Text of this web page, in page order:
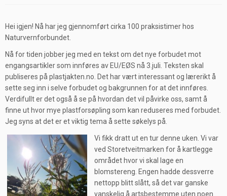
Hei igjen! Nå har jeg gjennomført cirka 100 praksistimer hos
Naturvernforbundet.
Nå for tiden jobber jeg med en tekst om det nye forbudet mot
engangsartikler som innføres av EU/EØS nå 3.juli. Teksten skal
publiseres på plastjakten.no. Det har vært interessant og lærerikt å
sette seg inn i selve forbudet og bakgrunnen for at det innføres.
Verdifullt er det også å se på hvordan det vil påvirke oss, samt å
finne ut hvor mye plastforsøpling som kan reduseres med forbudet.
Jeg syns at det er et viktig tema å sette søkelys på.
Vi fikk dratt ut en tur denne uken. Vi var
ved Storetveitmarken for å kartlegge
området hvor vi skal lage en
blomstereng. Engen hadde dessverre
nettopp blitt slått, så det var ganske
vanskelig å artsbestemme uten noen